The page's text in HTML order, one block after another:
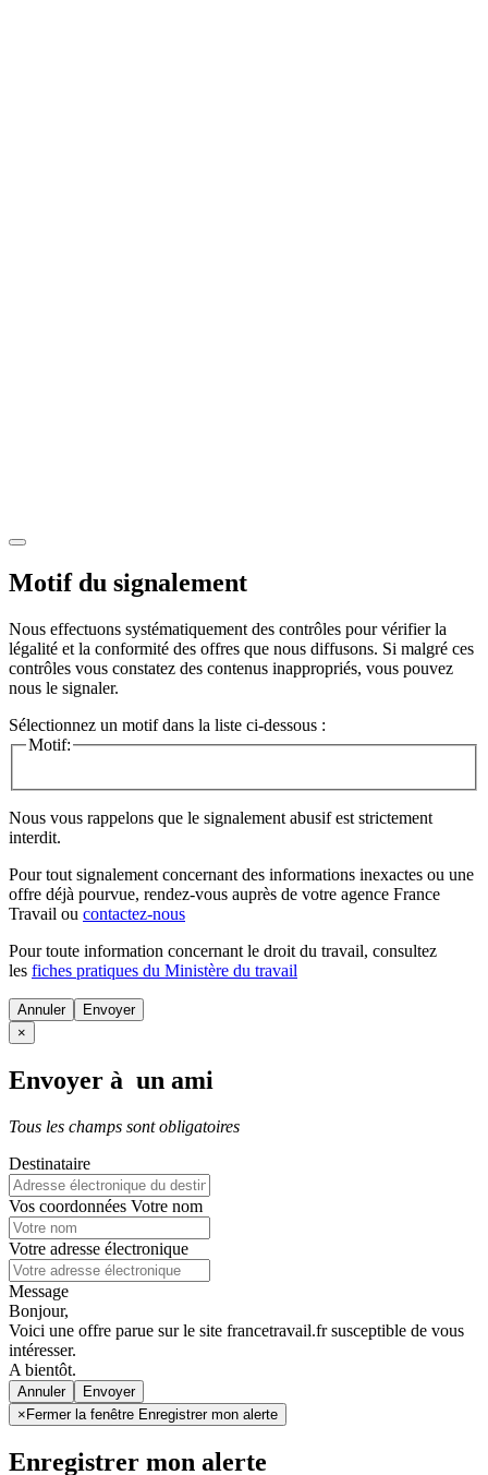
Motif du signalement
Nous effectuons systématiquement des contrôles pour vérifier la
légalité et la conformité des offres que nous diffusons. Si malgré ces
contrôles vous constatez des contenus inappropriés, vous pouvez
nous le signaler.
Sélectionnez un motif dans la liste ci-dessous :
Motif:
Nous vous rappelons que le signalement abusif est strictement
interdit.
Pour tout signalement concernant des informations inexactes ou une
offre déjà pourvue, rendez-vous auprès de votre agence France
Travail ou contactez-nous
Pour toute information concernant le droit du travail, consultez
les fiches pratiques du Ministère du travail
Annuler
×
Envoyer à un ami
Tous les champs sont obligatoires
Destinataire
Vos coordonnées Votre nom
Votre adresse électronique
Message
Bonjour,
Voici une offre parue sur le site francetravail.fr susceptible de vous
intéresser.
A bientôt.
Annuler
× Fermer la fenêtre Enregistrer mon alerte
Enregistrer mon alerte